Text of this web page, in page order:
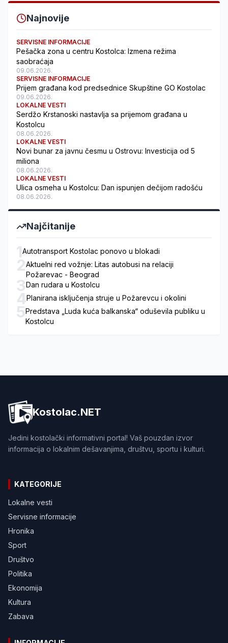
Najnovije
SERVISNE INFORMACIJE
Pešačka zona u centru Kostolca: Izmena režima
saobraćaja
09.06.2026.
SERVISNE INFORMACIJE
Prijem građana kod predsednice Skupštine GO Kostolac
09.06.2026.
LOKALNE VESTI
Serdžo Krstanoski nastavlja sa prijemom građana u
Kostolcu
08.06.2026.
LOKALNE VESTI
Novi bunar za javnu česmu u Ostrovu: Investicija od 5
miliona
08.06.2026.
LOKALNE VESTI
Ulica osmeha u Kostolcu: Dan ispunjen dečijom radošću
08.06.2026.
Najčitanije
1Autotransport Kostolac ponovo u blokadi
2Aktuelni red vožnje: Litas autobusi na relaciji
Požarevac - Beograd
3Dan rudara u Kostolcu
4Planirana isključenja struje u Požarevcu i okolini
5Predstava „Luda kuća balkanska“ oduševila publiku u
Kostolcu
Kostolac.NET
Jedini kostolački informativni portal! Vaš pouzdan izvor
informacija o lokalnim dešavanjima, društvu, sportu i kulturi.
KATEGORIJE
Lokalne vesti
Servisne informacije
Hronika
Sport
Društvo
Politika
Ekonomija
Kultura
Zabava